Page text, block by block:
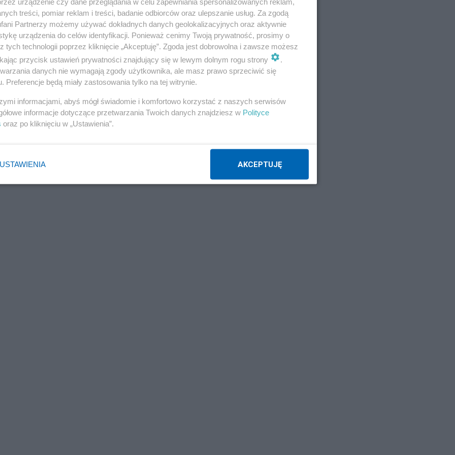
Szafarowicza przez ponad półtorej godziny.
Reklama
pozostaje na uczelni, ale za swoje wpisy
zaznaczono: każde kolejne niewłaściwe
relegowanie z uczelni.
treści, pomiar reklam i treści, badanie odbiorców oraz ulepszanie usług. Za zgodą
Partnerzy możemy używać dokładnych danych geolokalizacyjnych oraz aktywnie
urządzenia do celów identyfikacji. Ponieważ cenimy Twoją prywatność, prosimy o
tych technologii poprzez kliknięcie „Akceptuję”. Zgoda jest dobrowolna i zawsze możesz
przycisk ustawień prywatności znajdujący się w lewym dolnym rogu strony
.
danych nie wymagają zgody użytkownika, ale masz prawo sprzeciwić się
Preferencje będą miały zastosowania tylko na tej witrynie.
informacjami, abyś mógł świadomie i komfortowo korzystać z naszych serwisów
informacje dotyczące przetwarzania Twoich danych znajdziesz w Polityce
oraz po kliknięciu w „Ustawienia”.
USTAWIENIA AKCEPTUJĘ